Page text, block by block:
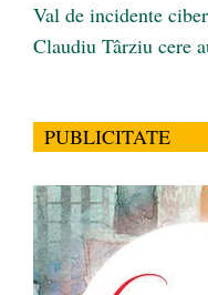
Val de incidente
Claudiu Târziu cere
PUBLICITATE